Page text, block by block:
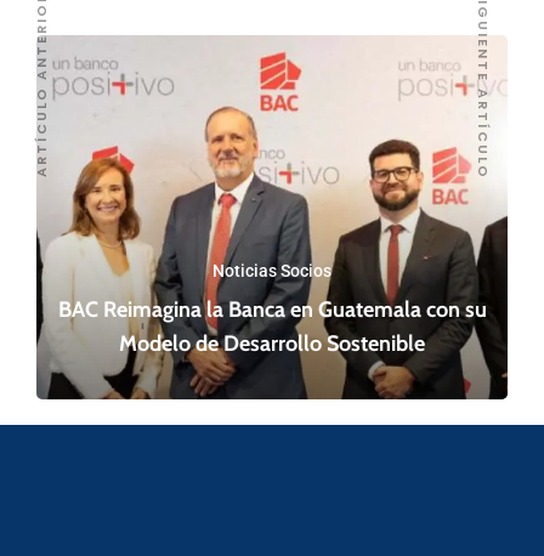
Noticias Socios
BAC Reimagina la Banca en Guatemala con su
Modelo de Desarrollo Sostenible
ARTÍCULO ANTERIOR SIGUIENTE ARTÍCULO